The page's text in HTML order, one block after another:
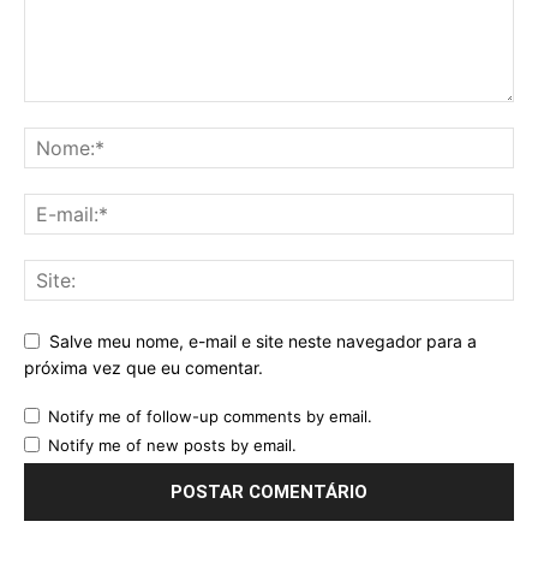
Salve meu nome, e-mail e site neste navegador para a
próxima vez que eu comentar.
Notify me of follow-up comments by email.
Notify me of new posts by email.